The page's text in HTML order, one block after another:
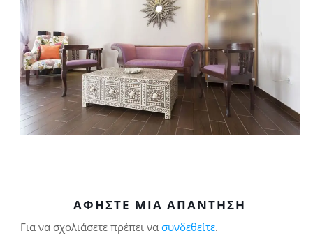
ΑΦΉΣΤΕ ΜΙΑ ΑΠΆΝΤΗΣΗ
Για να σχολιάσετε πρέπει να συνδεθείτε.